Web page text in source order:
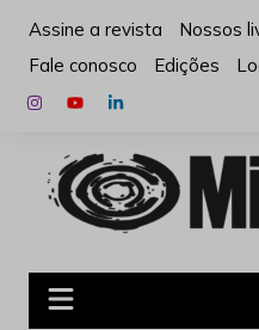
para
conteúdo
Assine a revista Nossos
Fale conosco
Edições